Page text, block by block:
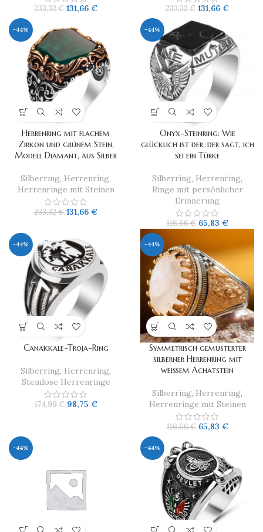
233,32€ 131,66 € 233,32€ 131,66 €
-44%
Herrenring mit flachem
Zirkon und grünem Stein,
Modell Diamant, aus Silber
Silberring, Herrenring,
Herrenringe mit Steinen
233,32€ 131,66 €
-44%
Onyx-Steinring: Wie
glücklich ist der, der sagt, ich
sei ein Türke
Silberring, Herrenring,
Ringe mit persönlicher
Erinnerung
116,66€ 65,83 €
-44%
Canakkale-Troja-Ring
Silberring, Herrenring,
Steinlose Herrenringe
174,99€ 98,75 €
-44%
Symmetrisch gemusterter
silberner Herrenring mit
weißem Achatstein
Silberring, Herrenring,
Herrenringe mit Steinen
116,66€ 65,83 €
-44% -44%